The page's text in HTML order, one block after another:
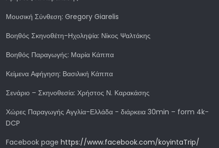
Μουσική Σύνθεση: Gregory Giarelis
Βοηθός Σκηνοθέτη-Ηχοληψία: Νίκος Ψαλτάκης
Βοηθός Παραγωγής: Μαρία Κάππα
Κείμενα Αφήγηση: Βασιλική Κάππα
Σενάριο – Σκηνοθεσία: Χρήστος Ν. Καρακάσης
Χώρες Παραγωγής Αγγλία-Ελλάδα - διάρκεια 30min – form 4k-
DCP
Facebook page https://www.facebook.com/koyintaTrip/